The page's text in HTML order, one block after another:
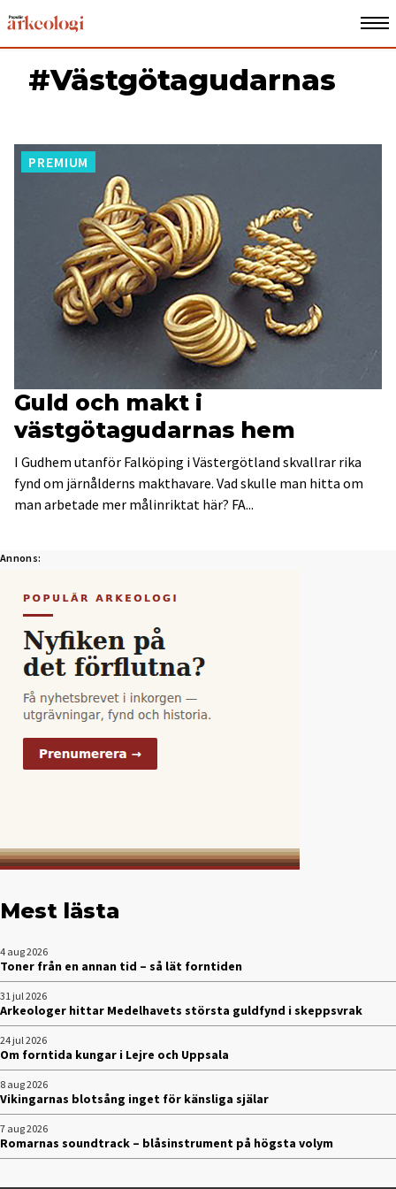
#Västgötagudarnas
PREMIUM
Guld och makt i
västgötagudarnas hem
I Gudhem utanför Falköping i Västergötland skvallrar rika
fynd om järnålderns makthavare. Vad skulle man hitta om
man arbetade mer målinriktat här? FA...
Mest lästa
4 aug 2026
Toner från en annan tid – så lät forntiden
31 jul 2026
Arkeologer hittar Medelhavets största guldfynd i skeppsvrak
24 jul 2026
Om forntida kungar i Lejre och Uppsala
8 aug 2026
Vikingarnas blotsång inget för känsliga själar
7 aug 2026
Romarnas soundtrack – blåsinstrument på högsta volym
Annons: